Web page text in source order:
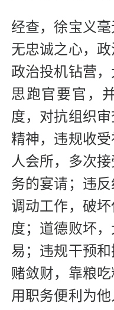
经查，徐宝义
无忠诚之心，
政治投机钻营
思跑官要官，
度，对抗组织
精神，违规收
人会所，多次
务的宴请；违
调动工作，破
度；道德败坏
易；违规干预
赌敛财，靠粮
用职务便利为